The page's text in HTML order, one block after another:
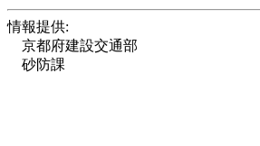
情報提供:
京都府建設交通部
砂防課